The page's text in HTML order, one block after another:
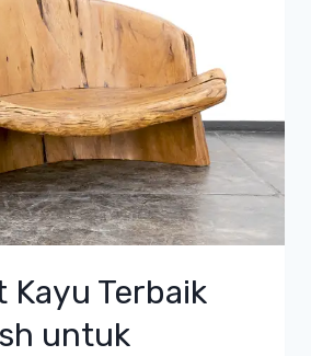
Kayu Terbaik
untuk